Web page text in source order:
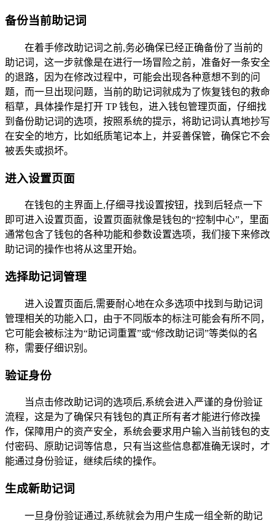
备份当前助记词
在着手修改助记词之前,务必确保已经正确备份了当前的
助记词，这一步就像是在进行一场冒险之前，准备好一条安全
的退路，因为在修改过程中，可能会出现各种意想不到的问
题，而一旦出现问题，当前的助记词就成为了恢复钱包的救命
稻草，具体操作是打开 TP 钱包，进入钱包管理页面，仔细找
到备份助记词的选项，按照系统的提示，将助记词认真地抄写
在安全的地方，比如纸质笔记本上，并妥善保管，确保它不会
被丢失或损坏。
进入设置页面
在钱包的主界面上,仔细寻找设置按钮，找到后轻点一下
即可进入设置页面，设置页面就像是钱包的“控制中心”，里面
通常包含了钱包的各种功能和参数设置选项，我们接下来修改
助记词的操作也将从这里开始。
选择助记词管理
进入设置页面后,需要耐心地在众多选项中找到与助记词
管理相关的功能入口，由于不同版本的标注可能会有所不同，
它可能会被标注为“助记词重置”或“修改助记词”等类似的名
称，需要仔细识别。
验证身份
当点击修改助记词的选项后,系统会进入严谨的身份验证
流程，这是为了确保只有钱包的真正所有者才能进行修改操
作，保障用户的资产安全，系统会要求用户输入当前钱包的支
付密码、原助记词等信息，只有当这些信息都准确无误时，才
能通过身份验证，继续后续的操作。
生成新助记词
一旦身份验证通过,系统就会为用户生成一组全新的助记